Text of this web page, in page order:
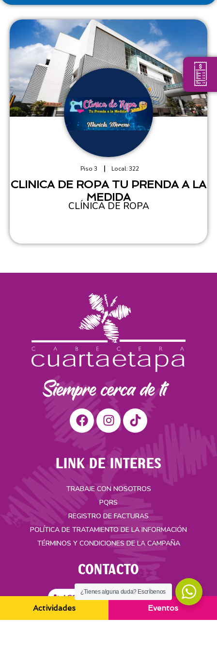
Piso 3 Local: 322
CLINICA DE ROPA TU PRENDA A LA
MEDIDA
CLÍNICA DE ROPA
LINK DE INTERES
TRABAJE CON NOSOTROS
PQRS
REGISTRO DE FACTURAS
POLÍTICA DE TRATAMIENTO DE LA INFORMACIÓN
TÉRMINOS Y CONDICIONES DE LA CAMPAÑA
CONTACTO
ACCESO SEGURO ASAMBLEA
Carrera 35A No. 49-55 Bucaramanga, Colombia
Actividades Eventos
¿Tienes alguna duda? Escríbenos